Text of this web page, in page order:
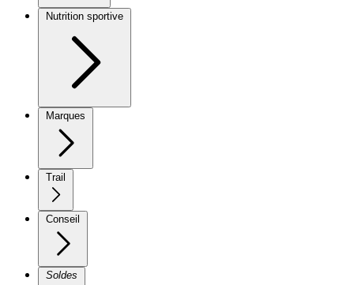
Nutrition sportive
Marques
Trail
Conseil
Soldes